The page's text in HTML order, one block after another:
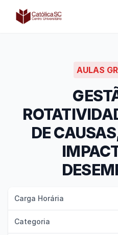
Católica SC | Experts
AULAS
DE
Carga Horária
Categoria